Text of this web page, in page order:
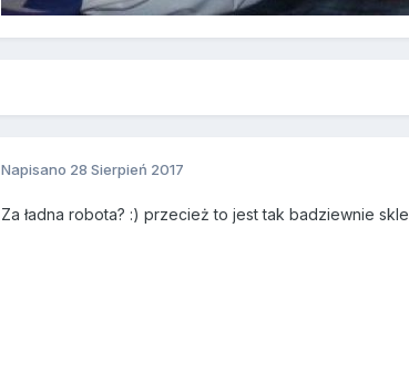
Napisano 28 Sierpień 2017
Za ładna robota? :) przecież to jest tak badziewnie